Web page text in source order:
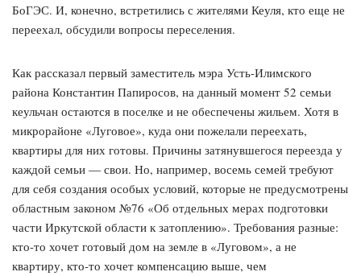
БоГЭС. И, конечно, встретились с жителями Кеуля, кто еще не
переехал, обсудили вопросы переселения.
Как рассказал первый заместитель мэра Усть-Илимского
района Константин Папиросов, на данный момент 52 семьи
кеульчан остаются в поселке и не обеспечены жильем. Хотя в
микрорайоне «Луговое», куда они пожелали переехать,
квартиры для них готовы. Причины затянувшегося переезда у
каждой семьи — свои. Но, например, восемь семей требуют
для себя создания особых условий, которые не предусмотрены
областным законом №76 «Об отдельных мерах подготовки
части Иркутской области к затоплению». Требования разные:
кто-то хочет готовый дом на земле в «Луговом», а не
квартиру, кто-то хочет компенсацию выше, чем